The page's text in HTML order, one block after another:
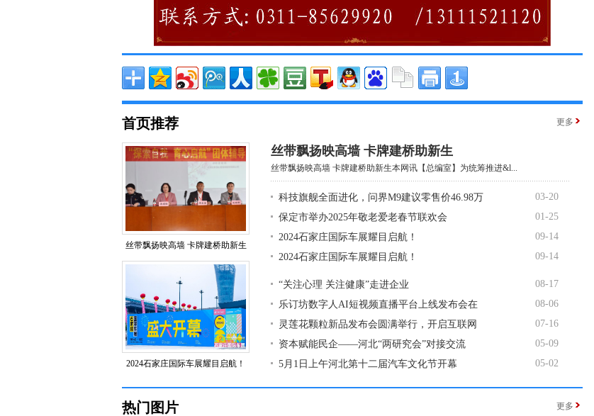
首页推荐 更多
丝带飘扬映高墙 卡牌建桥助新生
2024石家庄国际车展耀目启航！
丝带飘扬映高墙 卡牌建桥助新生
丝带飘扬映高墙 卡牌建桥助新生本网讯【总编室】为统筹推进&l...
科技旗舰全面进化，问界M9建议零售价46.98万
03-20
保定市举办2025年敬老爱老春节联欢会
01-25
2024石家庄国际车展耀目启航！
09-14
2024石家庄国际车展耀目启航！
09-14
“关注心理 关注健康”走进企业
08-17
乐订坊数字人AI短视频直播平台上线发布会在
08-06
灵莲花颗粒新品发布会圆满举行，开启互联网
07-16
资本赋能民企——河北“两研究会”对接交流
05-09
5月1日上午河北第十二届汽车文化节开幕
05-02
热门图片 更多